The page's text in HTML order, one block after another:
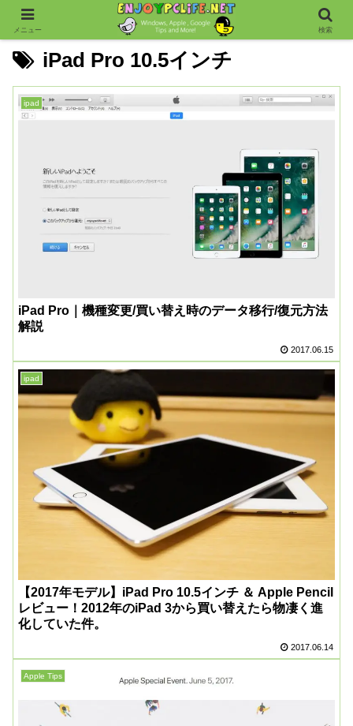
iPad Pro 10.5インチ
ipad
iPad Pro｜機種変更/買い替え時のデータ移行/復元方法
解説
2017.06.15
ipad
【2017年モデル】iPad Pro 10.5インチ ＆ Apple Pencil
レビュー！2012年のiPad 3から買い替えたら物凄く進
化していた件。
2017.06.14
Apple Tips
メニュー 検索